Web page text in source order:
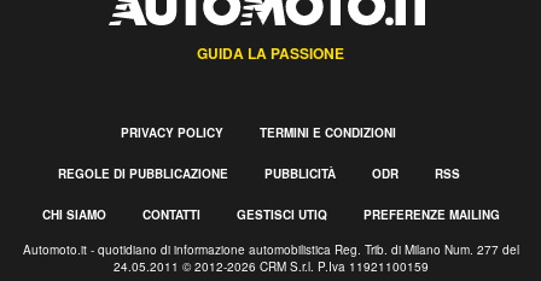
GUIDA LA PASSIONE
PRIVACY POLICY TERMINI E CONDIZIONI
REGOLE DI PUBBLICAZIONE PUBBLICITÀ ODR RSS
CHI SIAMO CONTATTI GESTISCI UTIQ PREFERENZE MAILING
Automoto.it - quotidiano di informazione automobilistica Reg. Trib. di Milano Num. 277 del
24.05.2011 © 2012-2026 CRM S.r.l. P.Iva 11921100159